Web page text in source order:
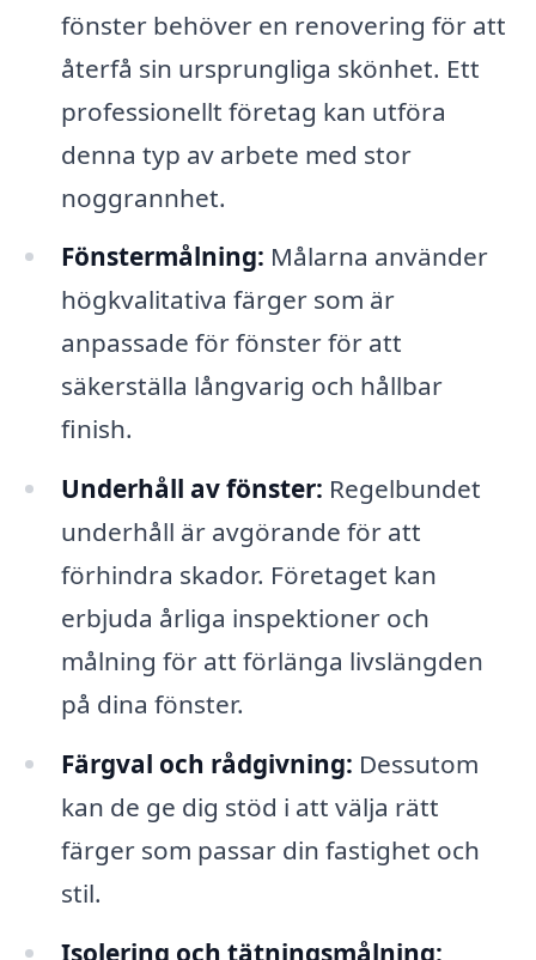
fönster behöver en renovering för att
återfå sin ursprungliga skönhet. Ett
professionellt företag kan utföra
denna typ av arbete med stor
noggrannhet.
Fönstermålning: Målarna använder
högkvalitativa färger som är
anpassade för fönster för att
säkerställa långvarig och hållbar
finish.
Underhåll av fönster: Regelbundet
underhåll är avgörande för att
förhindra skador. Företaget kan
erbjuda årliga inspektioner och
målning för att förlänga livslängden
på dina fönster.
Färgval och rådgivning: Dessutom
kan de ge dig stöd i att välja rätt
färger som passar din fastighet och
stil.
Isolering och tätningsmålning: